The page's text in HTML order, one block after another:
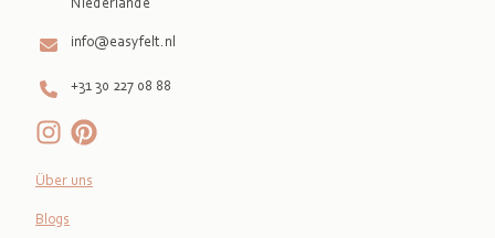
info@easyfelt.nl
+31 30 227 08 88
Über uns
Blogs